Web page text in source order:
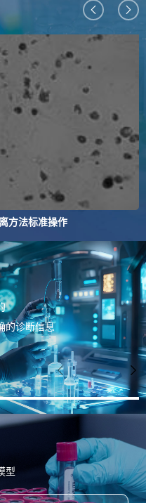
方法标准操作
的诊断信息
型